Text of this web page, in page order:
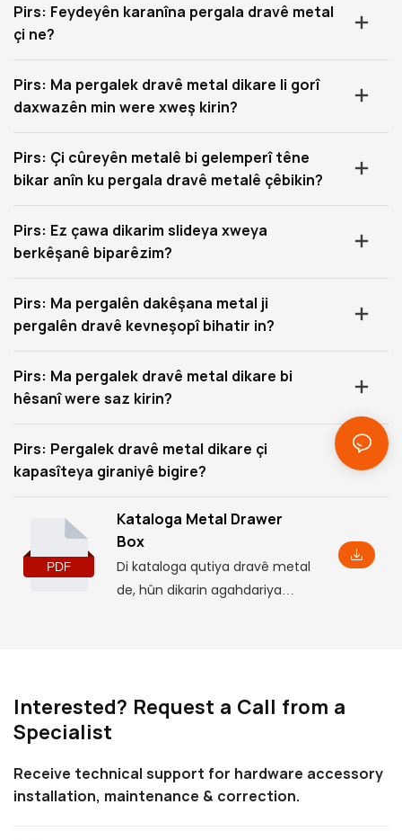
Pirs: Feydeyên karanîna pergala dravê metal
çi ne?
Pirs: Ma pergalek dravê metal dikare li gorî
daxwazên min were xweş kirin?
Pirs: Çi cûreyên metalê bi gelemperî têne
bikar anîn ku pergala dravê metalê çêbikin?
Pirs: Ez çawa dikarim slideya xweya
berkêşanê biparêzim?
Pirs: Ma pergalên dakêşana metal ji
pergalên dravê kevneşopî bihatir in?
Pirs: Ma pergalek dravê metal dikare bi
hêsanî were saz kirin?
Pirs: Pergalek dravê metal dikare çi
kapasîteya giraniyê bigire?
Kataloga Metal Drawer
Box
Di kataloga qutiya dravê metal
de, hûn dikarin agahdariya
bibe alîkar ku hûn wê bi kûrahî
Interested? Request a Call from a
Specialist
Receive technical support for hardware accessory
installation, maintenance & correction.